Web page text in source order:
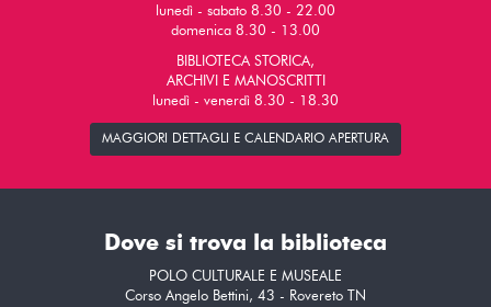
lunedì - sabato 8.30 - 22.00
domenica 8.30 - 13.00
BIBLIOTECA STORICA,
ARCHIVI E MANOSCRITTI
lunedì - venerdì 8.30 - 18.30
MAGGIORI DETTAGLI E CALENDARIO APERTURA
Dove si trova la biblioteca
POLO CULTURALE E MUSEALE
Corso Angelo Bettini, 43 - Rovereto TN